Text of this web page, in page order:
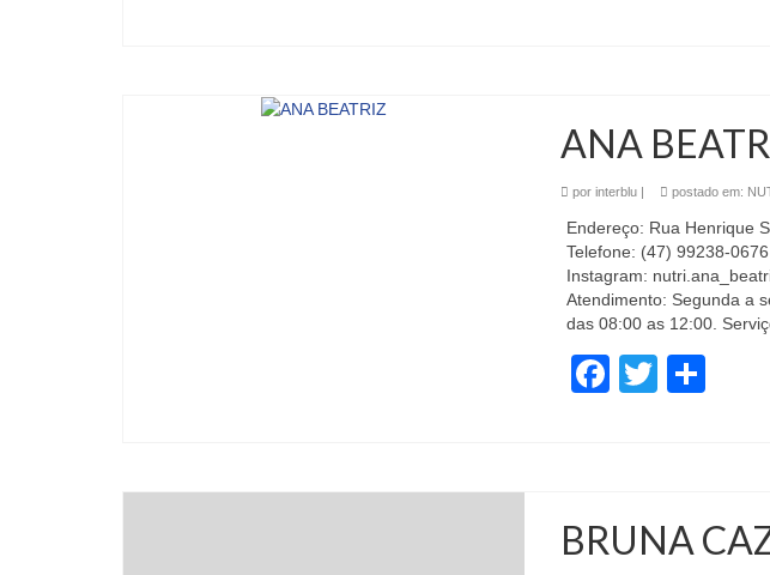
ANA
por interblu| postado em:
Endereço: Rua Henrique
Telefone: (47) 99238-
Instagram:
Atendimento: Segunda a
das 08:00 as 12:00.
Facebook
Twitter
BRUNA